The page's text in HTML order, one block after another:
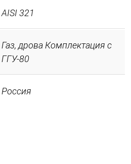
AISI 321
Газ, дрова Комплектация с
ГГУ-80
Россия